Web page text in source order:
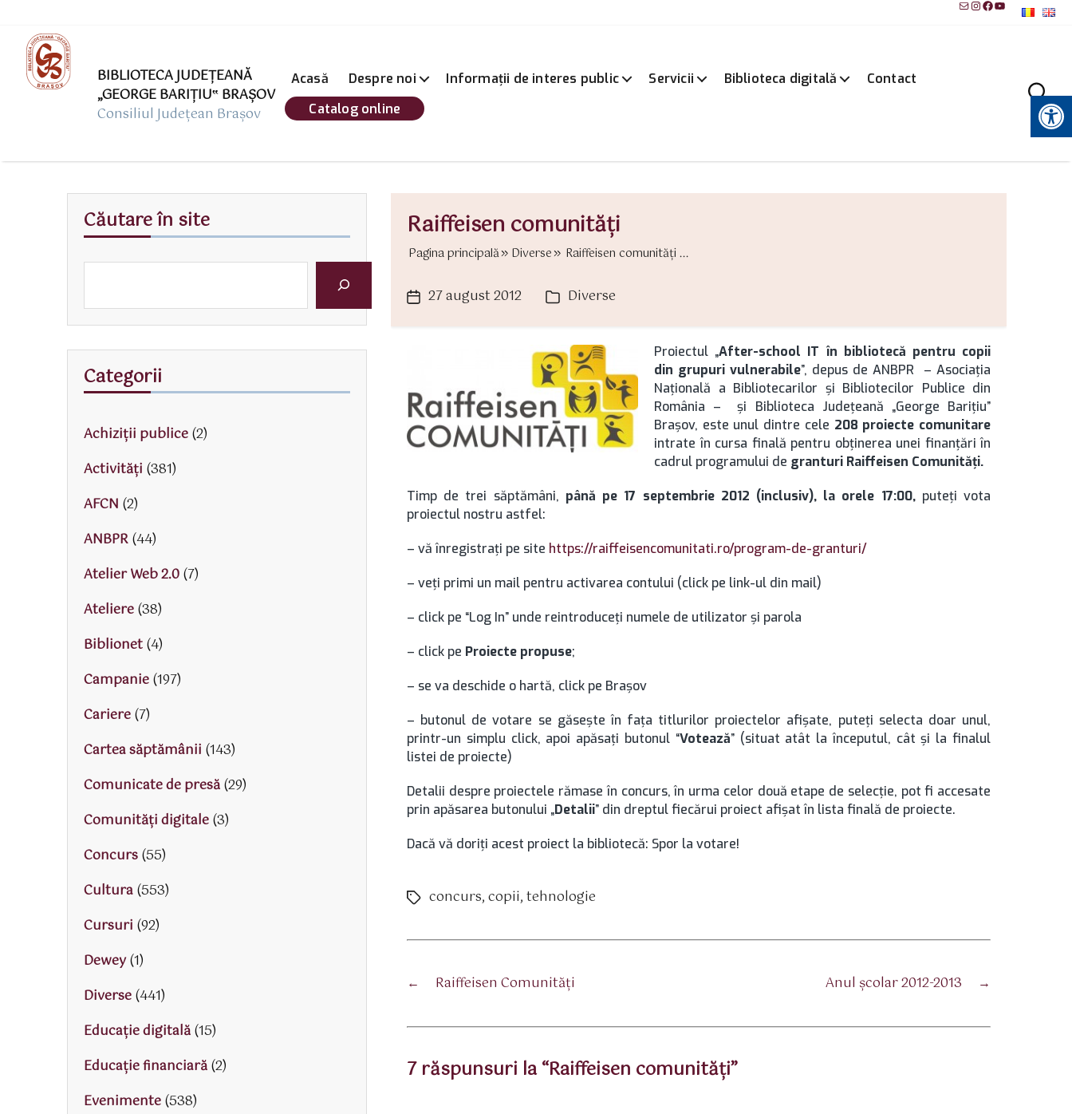
MailInstagram
Facebook
YouTube
BIBLIOTECA JUDEȚEANĂ
„GEORGE BARIŢIU‟ BRAŞOV
Consiliul Județean Brașov
Acasă Despre noi Informații de interes public Servicii Biblioteca digitală
Contact
Catalog online
Instrumente pentru accesibilitate
Raiffeisen comunităţi
Pagina principală Diverse Raiffeisen comunităţi ...
Dată27 august 2012 Categorii
Diverse
Proiectul „After-school IT în bibliotecă pentru copii
din grupuri vulnerabile”, depus de ANBPR – Asociaţia
Naţională a Bibliotecarilor şi Bibliotecilor Publice din
România – şi Biblioteca Judeţeană „George Bariţiu”
Braşov, este unul dintre cele 208 proiecte comunitare
intrate în cursa finală pentru obţinerea unei finanţări în
cadrul programului de granturi Raiffeisen Comunităţi.
Timp de trei săptămâni, până pe 17 septembrie 2012 (inclusiv), la orele 17:00, puteţi vota
proiectul nostru astfel:
– vă înregistraţi pe site https://raiffeisencomunitati.ro/program-de-granturi/
– veţi primi un mail pentru activarea contului (click pe link-ul din mail)
– click pe “Log In” unde reintroduceţi numele de utilizator şi parola
– click pe Proiecte propuse;
– se va deschide o hartă, click pe Braşov
– butonul de votare se găseşte în faţa titlurilor proiectelor afişate, puteţi selecta doar unul,
printr-un simplu click, apoi apăsaţi butonul “Votează” (situat atât la începutul, cât şi la finalul
listei de proiecte)
Detalii despre proiectele rămase în concurs, în urma celor două etape de selecţie, pot fi accesate
prin apăsarea butonului „Detalii” din dreptul fiecărui proiect afişat în lista finală de proiecte.
Dacă vă doriţi acest proiect la bibliotecă: Spor la votare!
Etichete
concurs,copii,tehnologie
← Raiffeisen Comunităţi →
Anul şcolar 2012-2013
7 răspunsuri la “Raiffeisen comunităţi”
Căutare în site
Categorii
Achiziții publice(2)
Activităţi (381)
AFCN (2)
ANBPR(44)
Atelier Web 2.0(7)
Ateliere(38)
Biblionet(4)
Campanie(197)
Cariere(7)
Cartea săptămânii (143)
Comunicate de presă(29)
Comunități digitale(3)
Concurs(55)
Cultura(553)
Cursuri (92)
Dewey(1)
Diverse(441)
Educaţie digitală(15)
Educaţie financiară(2)
Evenimente(538)